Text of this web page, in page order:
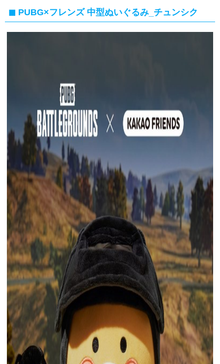
PUBG×フレンズ 中型ぬいぐるみ_チュンシク